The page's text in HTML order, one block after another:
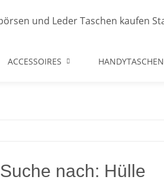
ACCESSOIRES HANDYTASCHEN
Suche nach: Hülle